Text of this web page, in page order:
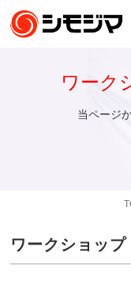
ワーク
当ページ
ワークショッ